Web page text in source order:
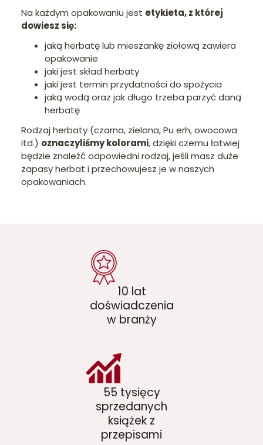
Na każdym opakowaniu jest etykieta, z której
dowiesz się:
jaką herbatę lub mieszankę ziołową zawiera
opakowanie
jaki jest skład herbaty
jaki jest termin przydatności do spożycia
jaką wodą oraz jak długo trzeba parzyć daną
herbatę
Rodzaj herbaty (czarna, zielona, Pu erh, owocowa
itd.) oznaczyliśmy kolorami, dzięki czemu łatwiej
będzie znaleźć odpowiedni rodzaj, jeśli masz duże
zapasy herbat i przechowujesz je w naszych
opakowaniach.
10 lat
doświadczenia
w branży
55 tysięcy
sprzedanych
książek z
przepisami